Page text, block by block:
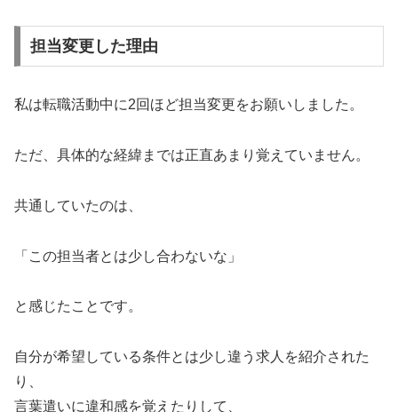
担当変更した理由
私は転職活動中に2回ほど担当変更をお願いしました。
ただ、具体的な経緯までは正直あまり覚えていません。
共通していたのは、
「この担当者とは少し合わないな」
と感じたことです。
自分が希望している条件とは少し違う求人を紹介された
り、
言葉遣いに違和感を覚えたりして、